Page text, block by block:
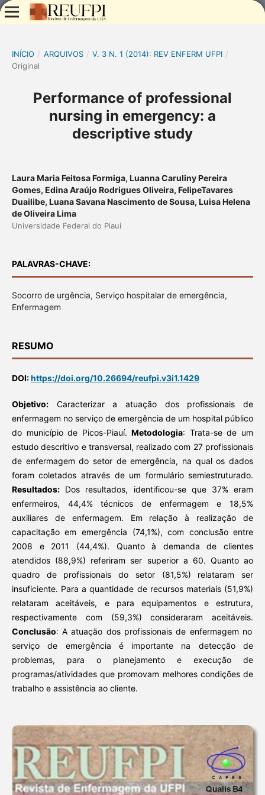
INÍCIO / ARQUIVOS / V. 3 N. 1 (2014): REV ENFERM UFPI /
Original
Performance of professional
nursing in emergency: a
descriptive study
Laura Maria Feitosa Formiga, Luanna Caruliny Pereira
Gomes, Edina Araújo Rodrigues Oliveira, FelipeTavares
Duailibe, Luana Savana Nascimento de Sousa, Luisa Helena
de Oliveira Lima
Universidade Federal do Piaui
PALAVRAS-CHAVE:
Socorro de urgência, Serviço hospitalar de emergência,
Enfermagem
RESUMO
DOI:https://doi.org/10.26694/reufpi.v3i1.1429
Objetivo:Caracterizar a atuação dos profissionais de
enfermagem no serviço de emergência de um hospital público
do município de Picos-Piauí.Metodologia: Trata-se de um
estudo descritivo e transversal, realizado com 27 profissionais
de enfermagem do setor de emergência, na qual os dados
foram coletados através de um formulário semiestruturado.
Resultados:Dos resultados, identificou-se que 37% eram
enfermeiros, 44,4% técnicos de enfermagem e 18,5%
auxiliares de enfermagem. Em relação à realização de
capacitação em emergência (74,1%), com conclusão entre
2008 e 2011 (44,4%). Quanto à demanda de clientes
atendidos (88,9%) referiram ser superior a 60. Quanto ao
quadro de profissionais do setor (81,5%) relataram ser
insuficiente. Para a quantidade de recursos materiais (51,9%)
relataram aceitáveis, e para equipamentos e estrutura,
respectivamente com (59,3%) consideraram aceitáveis.
Conclusão: A atuação dos profissionais de enfermagem no
serviço de emergência é importante na detecção de
problemas, para o planejamento e execução de
programas/atividades que promovam melhores condições de
trabalho e assistência ao cliente.